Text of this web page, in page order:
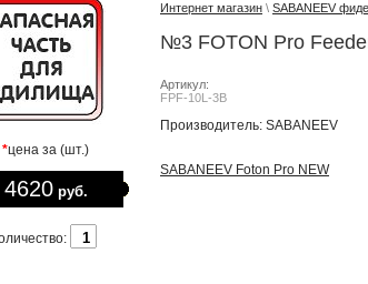
*цена за (шт.)
4620руб.
Интернет магазин \ SABANEEV
№3 FOTON Pro
Артикул:
FPF-10L-3B
Производитель: SABANEEV
SABANEEV Foton Pro NEW